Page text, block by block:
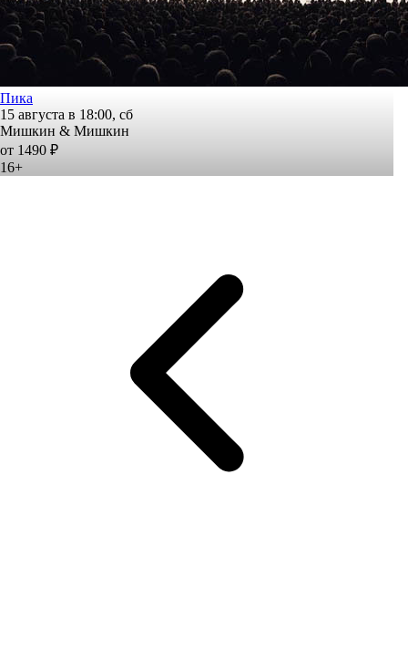
Пика
15 августа в 18:00, сб
Мишкин & Мишкин
от 1490 ₽
16+